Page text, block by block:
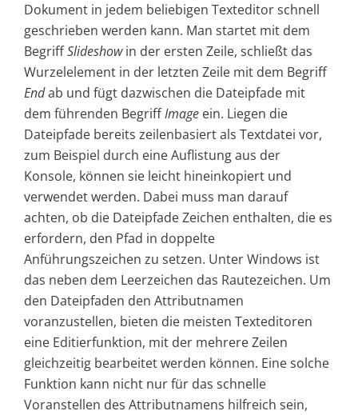
Dokument in jedem beliebigen Texteditor schnell
geschrieben werden kann. Man startet mit dem
BegriffSlideshowin der ersten Zeile, schließt das
Wurzelelement in der letzten Zeile mit dem Begriff
Endab und fügt dazwischen die Dateipfade mit
dem führenden BegriffImage ein. Liegen die
Dateipfade bereits zeilenbasiert als Textdatei vor,
zum Beispiel durch eine Auflistung aus der
Konsole, können sie leicht hineinkopiert und
verwendet werden. Dabei muss man darauf
achten, ob die Dateipfade Zeichen enthalten, die es
erfordern, den Pfad in doppelte
Anführungszeichen zu setzen. Unter Windows ist
das neben dem Leerzeichen das Rautezeichen. Um
den Dateipfaden den Attributnamen
voranzustellen, bieten die meisten Texteditoren
eine Editierfunktion, mit der mehrere Zeilen
gleichzeitig bearbeitet werden können. Eine solche
Funktion kann nicht nur für das schnelle
Voranstellen des Attributnamens hilfreich sein,